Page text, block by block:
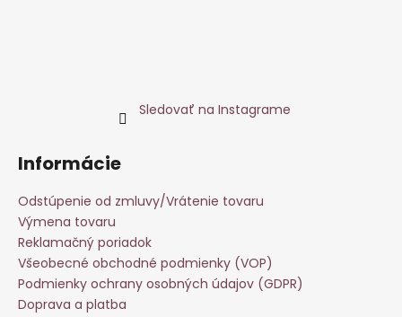
Sledovať na Instagrame
Informácie
Odstúpenie od zmluvy/Vrátenie tovaru
Výmena tovaru
Reklamačný poriadok
Všeobecné obchodné podmienky (VOP)
Podmienky ochrany osobných údajov (GDPR)
Doprava a platba